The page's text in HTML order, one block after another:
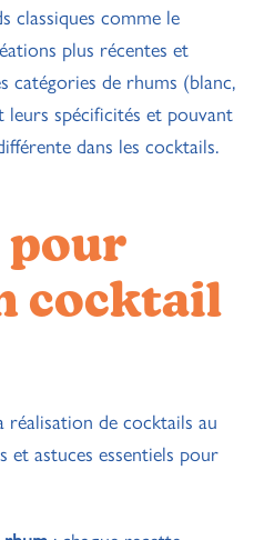
classiques comme le
plus récentes et
catégories de rhums (blanc,
leurs spécificités et pouvant
dans les cocktails.
pour
cocktail
réalisation de cocktails au
et astuces essentiels pour